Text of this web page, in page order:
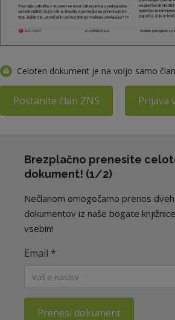
Celoten dokument je na voljo samo
Postanite član ZNS Prijava
Brezplačno prenesite
dokument! (1/2)
Nečlanom omogočamo prenos
dokumentov iz naše bogate
vsebin!
Email *
Prenesi dokument